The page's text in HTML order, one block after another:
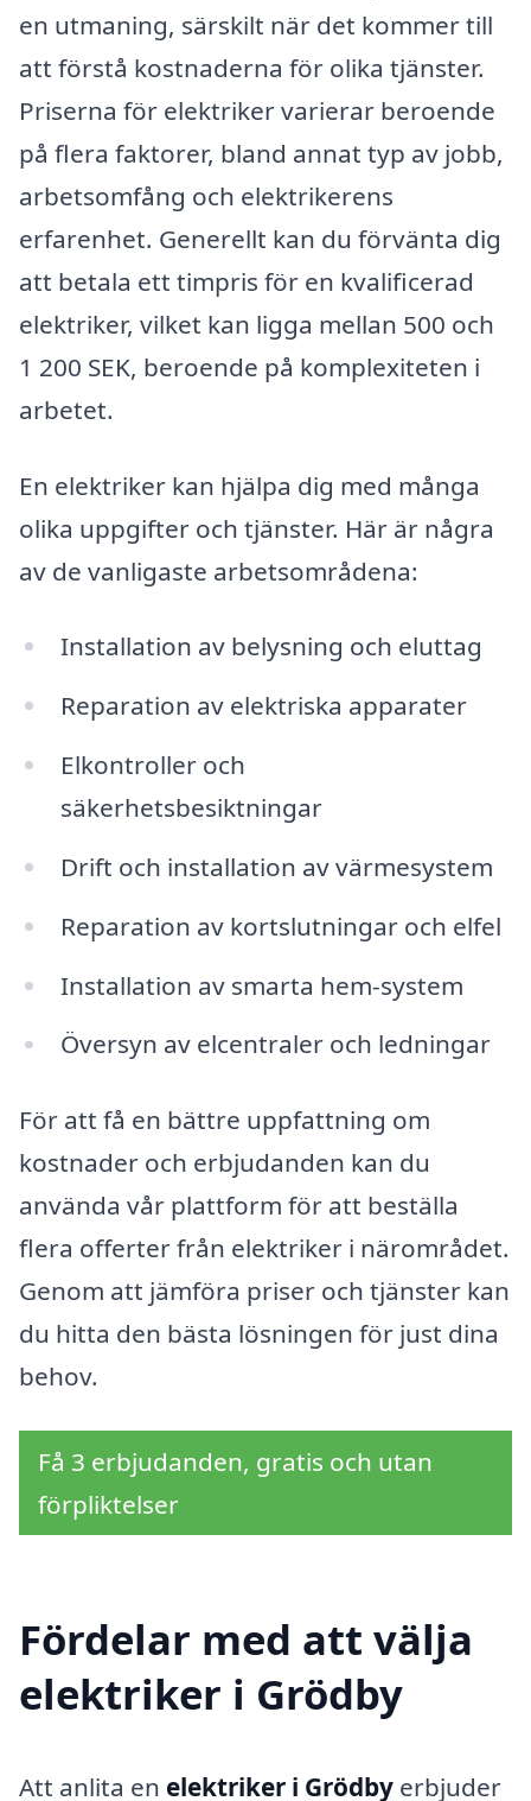
en utmaning, särskilt när det kommer till
att förstå kostnaderna för olika tjänster.
Priserna för elektriker varierar beroende
på flera faktorer, bland annat typ av jobb,
arbetsomfång och elektrikerens
erfarenhet. Generellt kan du förvänta dig
att betala ett timpris för en kvalificerad
elektriker, vilket kan ligga mellan 500 och
1 200 SEK, beroende på komplexiteten i
arbetet.
En elektriker kan hjälpa dig med många
olika uppgifter och tjänster. Här är några
av de vanligaste arbetsområdena:
Installation av belysning och eluttag
Reparation av elektriska apparater
Elkontroller och
säkerhetsbesiktningar
Drift och installation av värmesystem
Reparation av kortslutningar och elfel
Installation av smarta hem-system
Översyn av elcentraler och ledningar
För att få en bättre uppfattning om
kostnader och erbjudanden kan du
använda vår plattform för att beställa
flera offerter från elektriker i närområdet.
Genom att jämföra priser och tjänster kan
du hitta den bästa lösningen för just dina
behov.
Få 3 erbjudanden, gratis och utan
förpliktelser
Fördelar med att välja
elektriker i Grödby
Att anlita en elektriker i Grödby erbjuder